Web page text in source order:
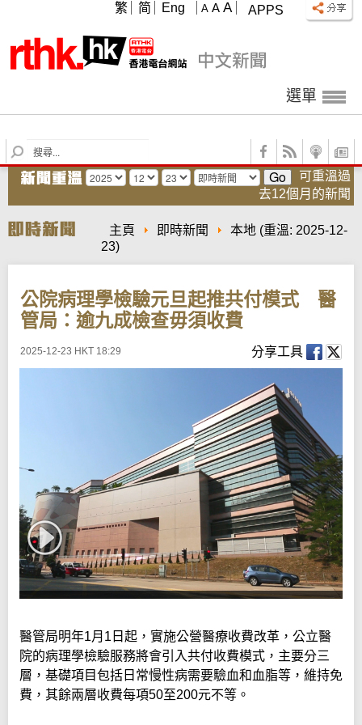
APPS
A A A
繁 简 Eng
選單
S
e
a
h
可重溫過
去12個月的新聞
主頁 即時新聞 本地 (重溫: 2025-12-
23)
公院病理學檢驗元旦起推共付模式 醫
管局：逾九成檢查毋須收費
2025-12-23 HKT 18:29 分享工具
醫管局明年1月1日起，實施公營醫療收費改革，公立醫
院的病理學檢驗服務將會引入共付收費模式，主要分三
層，基礎項目包括日常慢性病需要驗血和血脂等，維持免
費，其餘兩層收費每項50至200元不等。